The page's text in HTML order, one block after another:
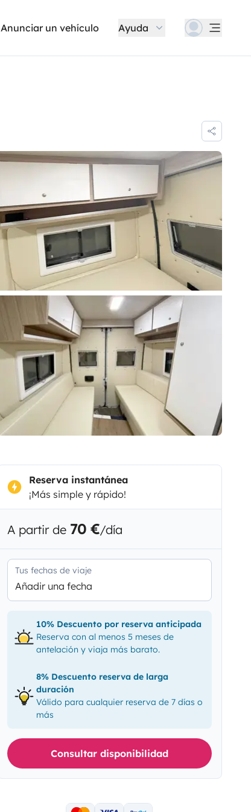
Anunciar un vehículo Ayuda
Reserva instantánea
¡Más simple y rápido!
A partir de 70 €/día
Tus fechas de viaje
Añadir una fecha
10% Descuento por reserva anticipada
Reserva con al menos 5 meses de
antelación y viaja más barato.
8% Descuento reserva de larga
duración
Válido para cualquier reserva de 7 días o
más
Consultar disponibilidad